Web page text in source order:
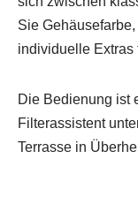
Sie
individuelle Extras
Die Bedienung ist
Filterassistent
Terrasse in